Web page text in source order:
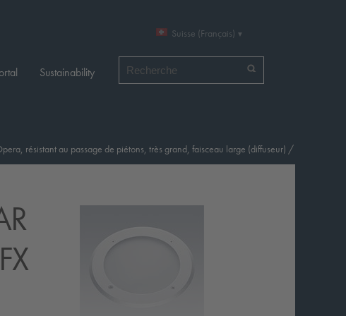
Suisse (Français)
Sustainability
résistant au passage de piétons, très grand, faisceau large (diffuseur) /